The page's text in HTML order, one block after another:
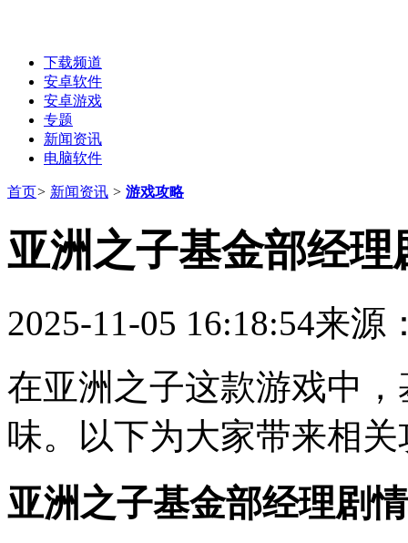
下载频道
安卓软件
安卓游戏
专题
新闻资讯
电脑软件
首页> 新闻资讯 > 游戏攻略
亚洲之子基金部经
2025-11-05 16:18:54来源
在亚洲之子这款游戏中
味。以下为大家带来相
亚洲之子基金部经理剧